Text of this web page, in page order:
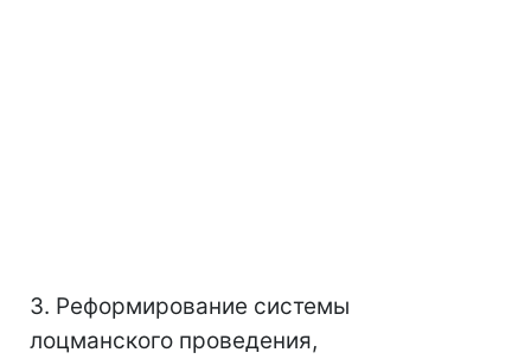
3. Реформирование системы
лоцманского проведения,